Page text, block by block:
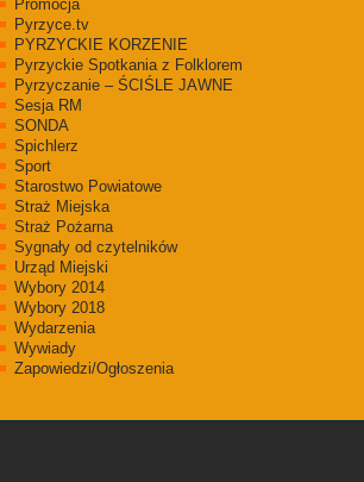
Promocja
Pyrzyce.tv
PYRZYCKIE KORZENIE
Pyrzyckie Spotkania z Folklorem
Pyrzyczanie – ŚCIŚLE JAWNE
Sesja RM
SONDA
Spichlerz
Sport
Starostwo Powiatowe
Straż Miejska
Straż Pożarna
Sygnały od czytelników
Urząd Miejski
Wybory 2014
Wybory 2018
Wydarzenia
Wywiady
Zapowiedzi/Ogłoszenia